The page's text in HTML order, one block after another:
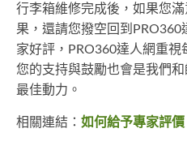
行李箱維修完成後，如果您
果，還請您撥空回到
家好評，PRO360達人網重視
您的支持與鼓勵也會是我們
最佳動力。
相關連結： 如何給予專家評價